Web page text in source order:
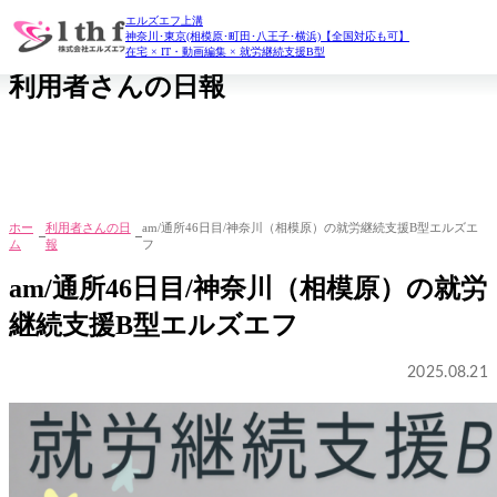
エルズエフ上溝
神奈川･東京(相模原･町田･八王子･横浜)【全国対応も可】
在宅 × IT・動画編集 × 就労継続支援B型
daily report
利用者さんの日報
ホー
ム
利用者さんの日
報
am/通所46日目/神奈川（相模原）の就労継続支援B型エルズエ
フ
am/通所46日目/神奈川（相模原）の就労
継続支援B型エルズエフ
2025.08.21